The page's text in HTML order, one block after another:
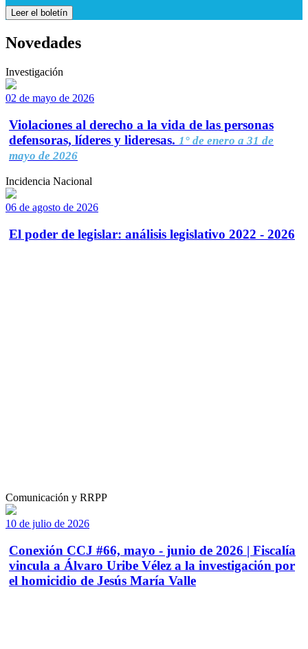
Leer el boletín
Novedades
Investigación
02 de mayo de 2026
Violaciones al derecho a la vida de las personas
defensoras, líderes y lideresas. 1° de enero a 31 de
mayo de 2026
Incidencia Nacional
06 de agosto de 2026
El poder de legislar: análisis legislativo 2022 - 2026
Comunicación y RRPP
10 de julio de 2026
Conexión CCJ #66, mayo - junio de 2026 | Fiscalía
vincula a Álvaro Uribe Vélez a la investigación por
el homicidio de Jesús María Valle